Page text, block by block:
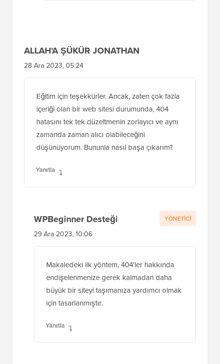
ALLAH'A ŞÜKÜR JONATHAN
28 Ara 2023, 05:24
Eğitim için teşekkürler. Ancak, zaten çok fazla
içeriği olan bir web sitesi durumunda, 404
hatasını tek tek düzeltmenin zorlayıcı ve aynı
zamanda zaman alıcı olabileceğini
düşünüyorum. Bununla nasıl başa çıkarım?
Yanıtla
WPBeginner Desteği
29 Ara 2023, 10:06
Makaledeki ilk yöntem, 404'ler hakkında
endişelenmenize gerek kalmadan daha
büyük bir siteyi taşımanıza yardımcı olmak
için tasarlanmıştır.
Yanıtla
YÖNETICI